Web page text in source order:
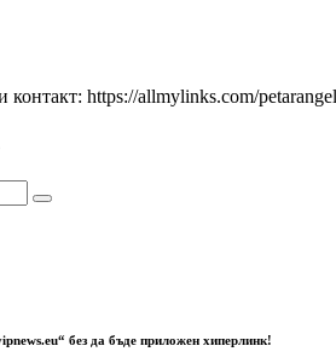
https://allmylinks.com/
без да бъде приложен хиперлинк!